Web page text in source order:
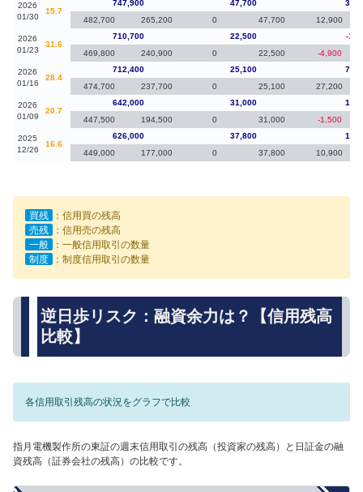
2026
01/30
15.7
747,900 47,700
482,700
265,200 0 47,700 12,900
2026
01/23
31.6
710,700 22,500
-
469,800
240,900 0 22,500 -4,900
2026
01/16
28.4
712,400 25,100
474,700
237,700 0 25,100 27,200
2026
01/09
20.7
642,000 31,000
447,500
194,500 0 31,000 -1,500
2025
12/26
16.6
626,000 37,800
449,000
177,000 0 37,800 10,900
買残
：信用買の残高
売残
：信用売の残高
一般
：一般信用取引の数量
制度
：制度信用取引の数量
逆日歩リスク：融資余力は？【信用残高
比較】
各信用取引残高の状況をグラフで比較
指月電機製作所の東証の週末信用取引の残高（投資家の残高）と日証金の融
資残高（証券会社の残高）の比較です。